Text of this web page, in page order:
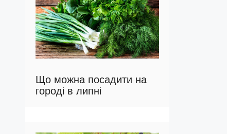
Що можна посадити на
городі в липні